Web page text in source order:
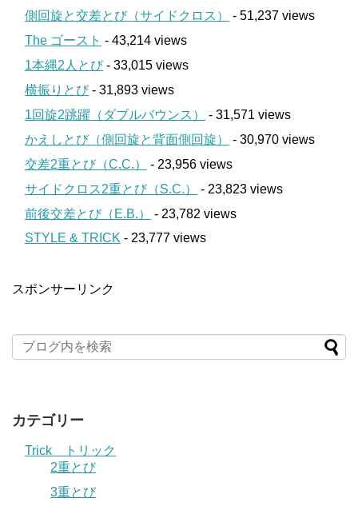
側回旋と交差とび（サイドクロス）
- 51,237 views
The ゴースト - 43,214 views
1本縄2人とび- 33,015 views
横振りとび- 31,893 views
1回旋2跳躍（ダブルバウンス）
- 31,571 views
かえしとび（側回旋と背面側回旋）
- 30,970 views
交差2重とび（C.C.）
- 23,956 views
サイドクロス2重とび（S.C.）
- 23,823 views
前後交差とび（E.B.）
- 23,782 views
STYLE & TRICK - 23,777 views
スポンサーリンク
カテゴリー
Trick トリック
2重とび
3重とび